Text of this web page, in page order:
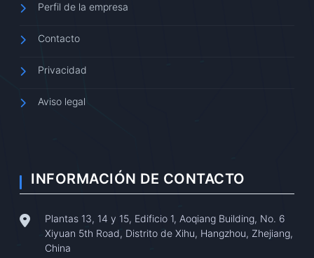
Perfil de la empresa
Contacto
Privacidad
Aviso legal
INFORMACIÓN DE CONTACTO
Plantas 13, 14 y 15, Edificio 1, Aoqiang Building, No. 6
Xiyuan 5th Road, Distrito de Xihu, Hangzhou, Zhejiang,
China